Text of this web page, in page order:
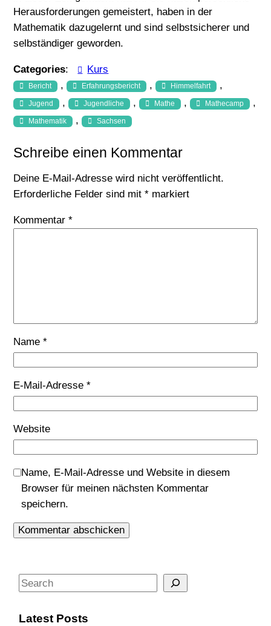
Herausforderungen gemeistert, haben in der
Mathematik dazugelernt und sind selbstsicherer und
selbständiger geworden.
Categories: Kurs
Bericht , Erfahrungsbericht , Himmelfahrt ,
Jugend , Jugendliche , Mathe , Mathecamp
Mathematik , Sachsen
Schreibe einen Kommentar
Deine E-Mail-Adresse wird nicht veröffentlicht.
Erforderliche Felder sind mit* markiert
Kommentar*
Name*
E-Mail-Adresse*
Website
Name, E-Mail-Adresse und Website in diesem
Browser für meinen nächsten Kommentar
speichern.
S
aLatest Posts